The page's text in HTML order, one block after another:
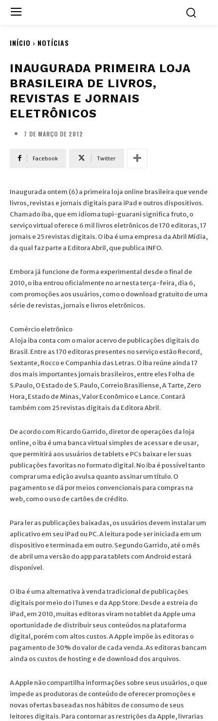
INÍCIO NOTÍCIAS
INAUGURADA PRIMEIRA LOJA
BRASILEIRA DE LIVROS,
REVISTAS E JORNAIS
ELETRÔNICOS
7 DE MARÇO DE 2012
Facebook Twitter
Inaugurada ontem (6) a primeira loja online brasileira que vende
livros, revistas e jornais digitais para iPad e outros dispositivos.
Chamado iba, que em idioma tupi-guarani significa fruto, o
serviço virtual oferece 6 mil livros eletrônicos de 170 editoras, 17
jornais e 25 revistas digitais. O iba é uma empresa da Abril Mídia,
da qual faz parte a Editora Abril, que publica INFO.
Embora já funcione de forma experimental desde o final de
2010, o iba entrou oficialmente no ar nesta terça-feira, dia 6,
com promoções aos usuários, como o download gratuito de uma
série de revistas, jornais e livros eletrônicos.
Comércio eletrônico
A loja iba conta com o maior acervo de publicações digitais do
Brasil. Entre as 170 editoras presentes no serviço estão Record,
Sextante, Rocco e Companhia das Letras. O iba reúne ainda 17
dos mais importantes jornais brasileiros, entre eles Folha de
S.Paulo, O Estado de S. Paulo, Correio Brasiliense, A Tarte, Zero
Hora, Estado de Minas, Valor Econômico e Lance. Contará
também com 25 revistas digitais da Editora Abril.
De acordo com Ricardo Garrido, diretor de operações da loja
online, o iba é uma banca virtual simples de acessar e de usar,
que permitirá aos usuários de tablets e PCs baixar e ler suas
publicações favoritas no formato digital. No iba é possível tanto
comprar uma edição avulsa quanto assinar um título. O
pagamento se dá por meios convencionais para compras na
web, como o uso de cartões de crédito.
Para ler as publicações baixadas, os usuários devem instalar um
aplicativo em seu iPad ou PC. A leitura pode ser iniciada em um
dispositivo e terminada em outro. Segundo Garrido, até o mês
de abril uma versão do app para tablets com Android estará
disponível.
O iba é uma alternativa à venda tradicional de publicações
digitais por meio do iTunes e da App Store. Desde a estreia do
iPad, em 2010, muitas editoras viram no tablet da Apple uma
oportunidade de distribuir seus conteúdos na plataforma
digital, porém com altos custos. A Apple impõe às editoras o
pagamento de 30% do valor de cada venda. As editoras bancam
ainda os custos de hosting e de download dos arquivos.
A Apple não compartilha informações sobre seus usuários, o que
impede as produtoras de conteúdo de oferecer promoções e
novas ofertas baseadas nos hábitos de consumo de seus
leitores digitais. Para contornar as restrições da Apple, livrarias